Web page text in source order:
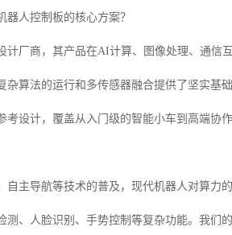
人控制板的核心方案？
计厂商，其产品在AI计算、图像处理、通
杂算法的运行和多传感器融合提供了坚实基
考设计，覆盖从入门级的智能小车到高端协
自主导航等技术的普及，现代机器人对算
测、人脸识别、手势控制等复杂功能。我们